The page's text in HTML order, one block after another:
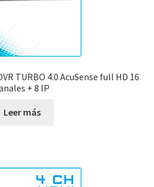
TURBO 4.0 AcuSense full HD 16
+ 8 IP
Leer más